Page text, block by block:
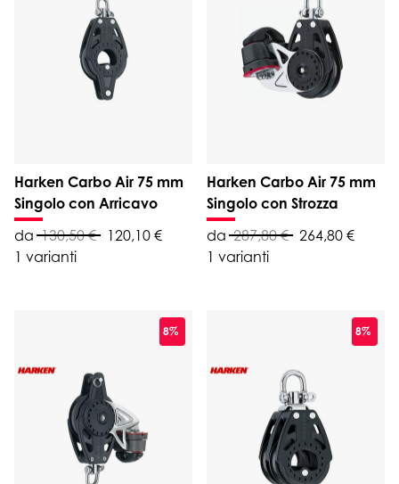
Harken Carbo Air 75 mm
Singolo con Arricavo
da 130,50 €
120,10 €
1 varianti
Harken Carbo Air 75 mm
Singolo con Strozza
da 287,80 € 264,80 €
1 varianti
8% 8%